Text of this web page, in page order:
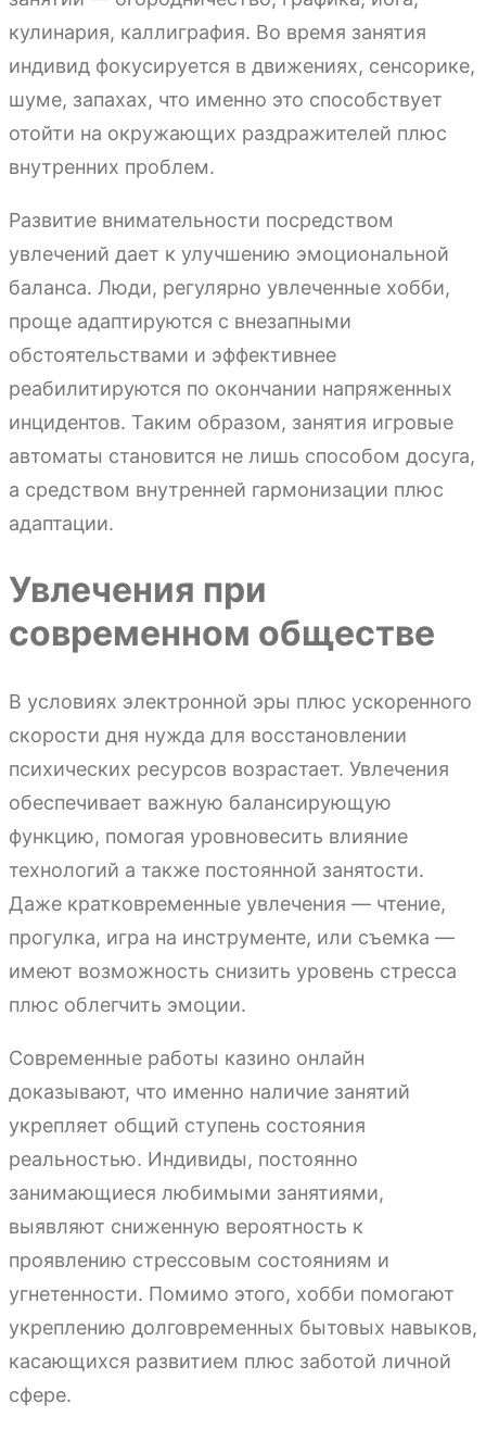
кулинария, каллиграфия. Во время занятия
индивид фокусируется в движениях, сенсорике,
шуме, запахах, что именно это способствует
отойти на окружающих раздражителей плюс
внутренних проблем.
Развитие внимательности посредством
увлечений дает к улучшению эмоциональной
баланса. Люди, регулярно увлеченные хобби,
проще адаптируются с внезапными
обстоятельствами и эффективнее
реабилитируются по окончании напряженных
инцидентов. Таким образом, занятия игровые
автоматы становится не лишь способом досуга,
а средством внутренней гармонизации плюс
адаптации.
Увлечения при
современном обществе
В условиях электронной эры плюс ускоренного
скорости дня нужда для восстановлении
психических ресурсов возрастает. Увлечения
обеспечивает важную балансирующую
функцию, помогая уровновесить влияние
технологий а также постоянной занятости.
Даже кратковременные увлечения — чтение,
прогулка, игра на инструменте, или съемка —
имеют возможность снизить уровень стресса
плюс облегчить эмоции.
Современные работы казино онлайн
доказывают, что именно наличие занятий
укрепляет общий ступень состояния
реальностью. Индивиды, постоянно
занимающиеся любимыми занятиями,
выявляют сниженную вероятность к
проявлению стрессовым состояниям и
угнетенности. Помимо этого, хобби помогают
укреплению долговременных бытовых навыков,
касающихся развитием плюс заботой личной
сфере.